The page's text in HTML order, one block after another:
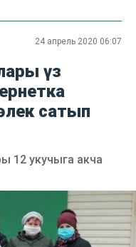
24 апрель 2020 06:07
үз
сатып
12 укучыга акча